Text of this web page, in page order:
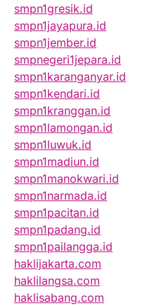
smpn1gresik.id
smpn1jayapura.id
smpn1jember.id
smpnegeri1jepara.id
smpn1karanganyar.id
smpn1kendari.id
smpn1kranggan.id
smpn1lamongan.id
smpn1luwuk.id
smpn1madiun.id
smpn1manokwari.id
smpn1narmada.id
smpn1pacitan.id
smpn1padang.id
smpn1pailangga.id
haklijakarta.com
haklilangsa.com
haklisabang.com